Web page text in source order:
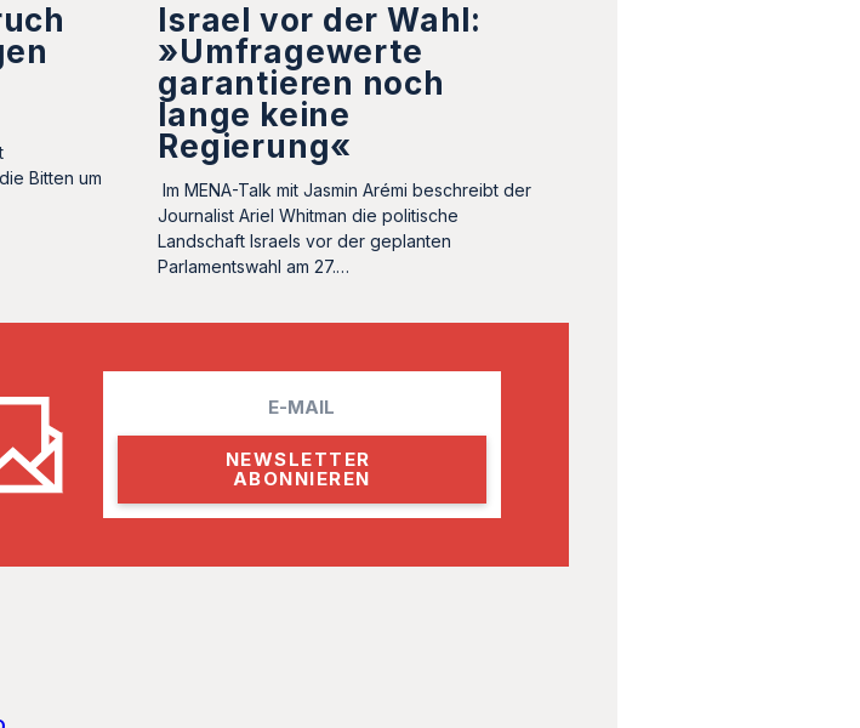
Bitten um
Israel vor der Wahl:
»Umfragewerte
garantieren noch
lange keine
Regierung«
Im MENA-Talk mit Jasmin Arémi beschreibt der
Journalist Ariel Whitman die politische
Landschaft Israels vor der geplanten
Parlamentswahl am 27.…
l